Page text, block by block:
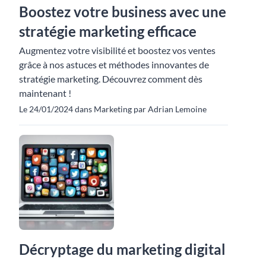
Boostez votre business avec une
stratégie marketing efficace
Augmentez votre visibilité et boostez vos ventes
grâce à nos astuces et méthodes innovantes de
stratégie marketing. Découvrez comment dès
maintenant !
Le 24/01/2024 dans Marketing par Adrian Lemoine
Décryptage du marketing digital